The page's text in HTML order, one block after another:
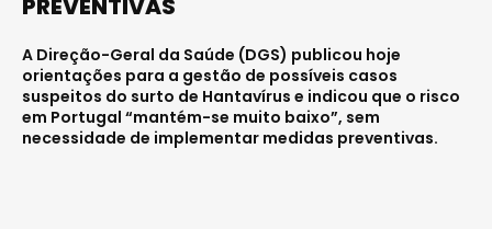
PREVENTIVAS
A Direção-Geral da Saúde (DGS) publicou hoje
orientações para a gestão de possíveis casos
suspeitos do surto de Hantavírus e indicou que o risco
em Portugal “mantém-se muito baixo”, sem
necessidade de implementar medidas preventivas.